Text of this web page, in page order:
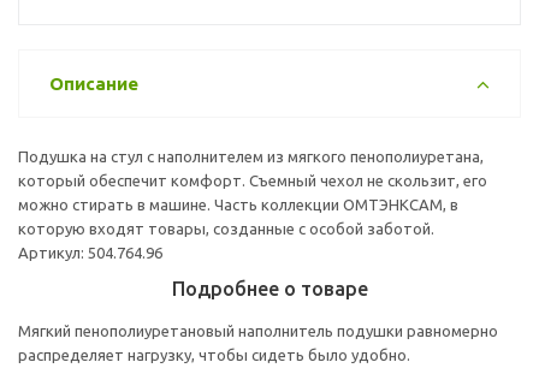
Описание
Подушка на стул с наполнителем из мягкого пенополиуретана,
который обеспечит комфорт. Съемный чехол не скользит, его
можно стирать в машине. Часть коллекции ОМТЭНКСАМ, в
которую входят товары, созданные с особой заботой.
Артикул: 504.764.96
Подробнее о товаре
Мягкий пенополиуретановый наполнитель подушки равномерно
распределяет нагрузку, чтобы сидеть было удобно.